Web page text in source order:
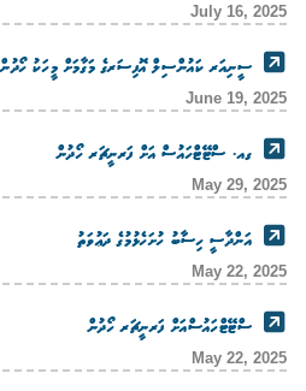
July 16, 2025
ސީނިއަރ ކައުންސިލް އޮފިސަރގެ މަގާމަށް މީހަކު ހޯދުން
June 19, 2025
ގއ. ސްޓޭޓްހައުސް އަށް ފަރނީޗަރ ހޯދުން
May 29, 2025
އަންދާސީ ހިސާބު ހުށަހެޅުމުގެ ދަޢުވަތު
May 22, 2025
ސްޓޭޓްހައުސްއަށް ފަރނީޗަރ ހޯދުން
May 22, 2025